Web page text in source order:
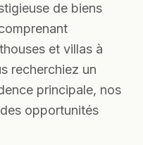
de biens
et villas à
recherchiez un
principale, nos
opportunités